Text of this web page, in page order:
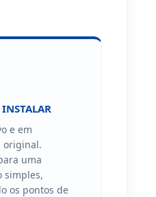
e em
original.
uma
simples,
os pontos de